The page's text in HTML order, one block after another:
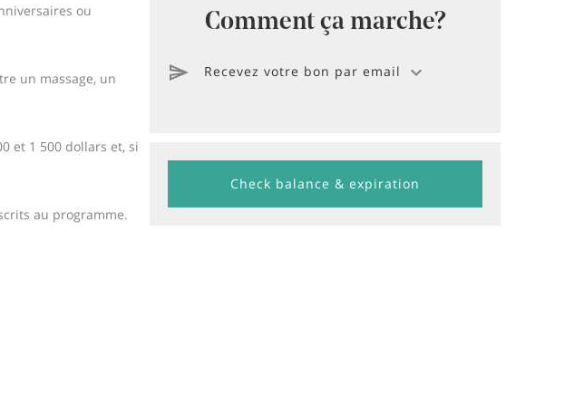
ou
un massage, un
et 1 500 dollars et, si
au programme.
Comment ça marche?
Recevez votre bon par email
Check balance & expiration